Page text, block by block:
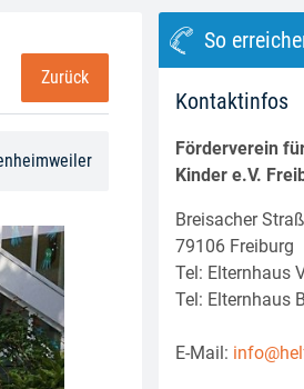
Zurück
So
Kontaktinfos
Förderverein
Kinder e.V.
Breisacher
79106 Freiburg
Tel: Elternhaus
Tel: Elternhaus
E-Mail: